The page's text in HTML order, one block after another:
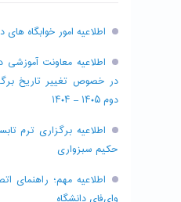
اطلاعیه امور خوابگاه
اطلاعیه معاونت آموزشی
در خصوص تغییر تاریخ
دوم ۱۴۰۵ – ۱۴۰۴
حکیم سبزواری
اطلاعیه مهم؛ راهنمای